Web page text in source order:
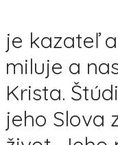
je kazateľ
miluje a
Krista.
jeho Slova